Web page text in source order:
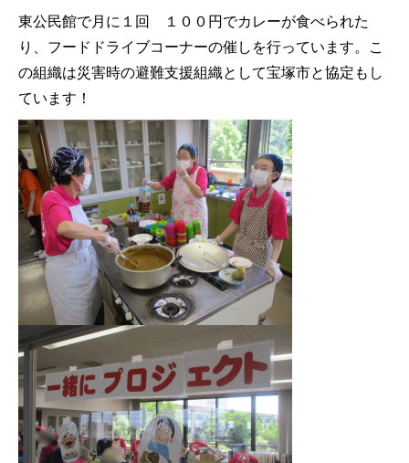
東公民館で月に１回 １００円でカレーが食べられた
り、フードドライブコーナーの催しを行っています。こ
の組織は災害時の避難支援組織として宝塚市と協定もし
ています！